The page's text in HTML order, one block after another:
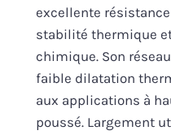
excellente
stabilité thermique
chimique. Son
faible dilatation
aux applications à
poussé. Largement